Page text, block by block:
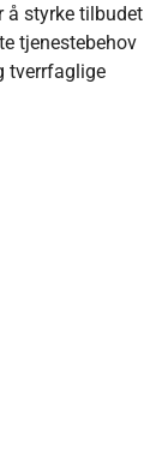
å styrke tilbudet
tjenestebehov
tverrfaglige